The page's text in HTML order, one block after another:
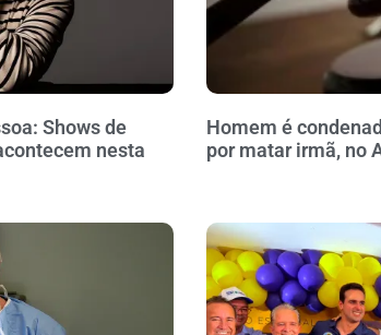
Shows de
nesta
Homem é
por matar irmã, no